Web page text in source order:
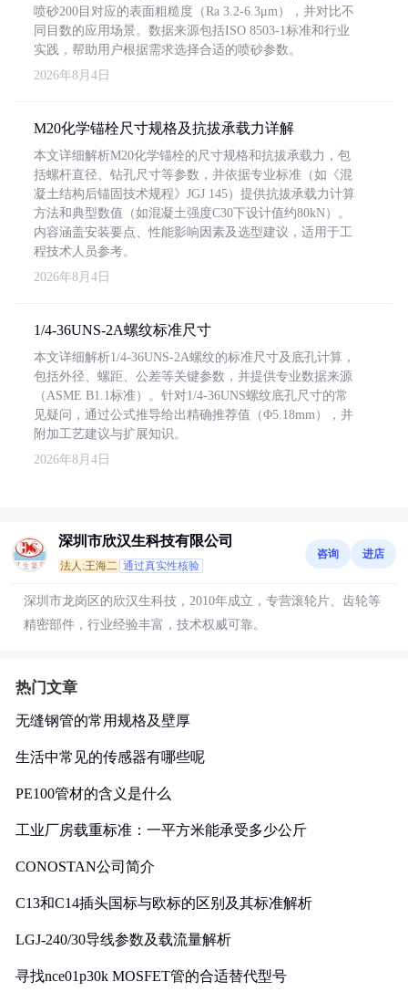
喷砂200目对应的表面粗糙度（Ra 3.2-6.3μm），并对比不
同目数的应用场景。数据来源包括ISO 8503-1标准和行业
实践，帮助用户根据需求选择合适的喷砂参数。
2026年8月4日
M20化学锚栓尺寸规格及抗拔承载力详解
本文详细解析M20化学锚栓的尺寸规格和抗拔承载力，包
括螺杆直径、钻孔尺寸等参数，并依据专业标准（如《混
凝土结构后锚固技术规程》JGJ 145）提供抗拔承载力计算
方法和典型数值（如混凝土强度C30下设计值约80kN）。
内容涵盖安装要点、性能影响因素及选型建议，适用于工
程技术人员参考。
2026年8月4日
1/4-36UNS-2A螺纹标准尺寸
本文详细解析1/4-36UNS-2A螺纹的标准尺寸及底孔计算，
包括外径、螺距、公差等关键参数，并提供专业数据来源
（ASME B1.1标准）。针对1/4-36UNS螺纹底孔尺寸的常
见疑问，通过公式推导给出精确推荐值（Φ5.18mm），并
附加工艺建议与扩展知识。
2026年8月4日
深圳市欣汉生科技有限公司
法人:王海二 通过真实性核验
咨询 进店
深圳市龙岗区的欣汉生科技，2010年成立，专营滚轮片、齿轮等
精密部件，行业经验丰富，技术权威可靠。
热门文章
无缝钢管的常用规格及壁厚
生活中常见的传感器有哪些呢
PE100管材的含义是什么
工业厂房载重标准：一平方米能承受多少公斤
CONOSTAN公司简介
C13和C14插头国标与欧标的区别及其标准解析
LGJ-240/30导线参数及载流量解析
寻找nce01p30k MOSFET管的合适替代型号